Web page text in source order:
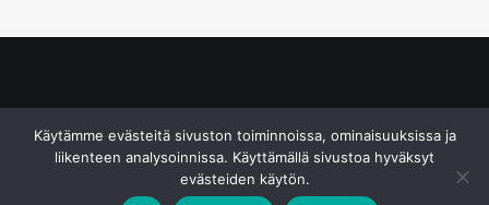
Käytämme evästeitä sivuston toiminnoissa, ominaisuuksissa ja
liikenteen analysoinnissa. Käyttämällä sivustoa hyväksyt
evästeiden käytön.